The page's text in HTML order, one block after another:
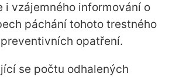
i vzájemného informování o
páchání tohoto trestného
opatření.
se počtu odhalených